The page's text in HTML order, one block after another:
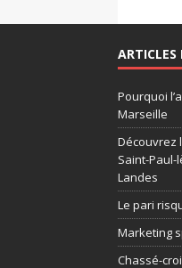
ARTICLES
Pourquoi
Marseille
Découvrez
Saint-
Landes
Le pari
Marketing
Chassé-